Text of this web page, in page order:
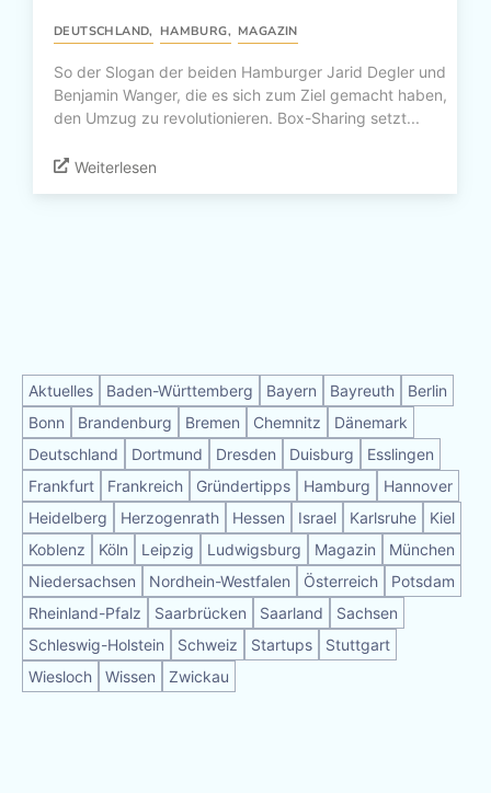
DEUTSCHLAND, HAMBURG, MAGAZIN
So der Slogan der beiden Hamburger Jarid Degler und
Benjamin Wanger, die es sich zum Ziel gemacht haben,
den Umzug zu revolutionieren. Box-Sharing setzt...
Weiterlesen
Aktuelles Baden-Württemberg Bayern Bayreuth
Berlin
Bonn
Brandenburg Bremen Chemnitz
Dänemark
Deutschland
Dortmund Dresden Duisburg
Esslingen
Frankfurt
Frankreich Gründertipps Hamburg
Hannover
Heidelberg
Herzogenrath Hessen Israel Karlsruhe
Kiel
Koblenz
Köln Leipzig Ludwigsburg Magazin
München
Niedersachsen
Nordhein-Westfalen Österreich
Potsdam
Rheinland-Pfalz
Saarbrücken Saarland
Sachsen
Schleswig-Holstein
Schweiz Startups
Stuttgart
Wiesloch
Wissen Zwickau